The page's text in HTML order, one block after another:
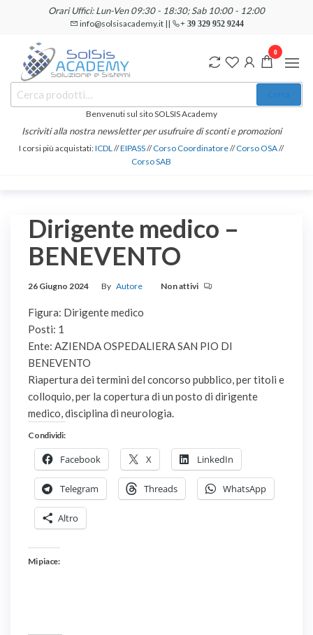
contenuto
Orari Uffici: Lun-Ven 09:30 - 18:30; Sab 10:00 - 12:00
info@solsisacademy.it || + 39 329 952 9244
SOLSIS
Academy
Corsi e
Certificazioni
Linguistiche
Benvenuti sul sito SOLSIS Academy
Iscriviti alla nostra newsletter per usufruire di sconti e promozioni
I corsi più acquistati:ICDL//EIPASS//Corso Coordinatore//Corso OSA//
Corso SAB
0
Dirigente medico –
BENEVENTO
26 Giugno 2024 By Autore Non attivi
Figura: Dirigente medico
Posti: 1
Ente: AZIENDA OSPEDALIERA SAN PIO DI
BENEVENTO
Riapertura dei termini del concorso pubblico, per titoli e
colloquio, per la copertura di un posto di dirigente
medico, disciplina di neurologia.
Condividi:
Facebook X LinkedIn
Telegram Threads WhatsApp
Altro
Mi piace: